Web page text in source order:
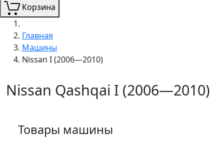
Корзина
Главная
Машины
Nissan I (2006—2010)
Nissan Qashqai I (2006—2010)
Товары машины